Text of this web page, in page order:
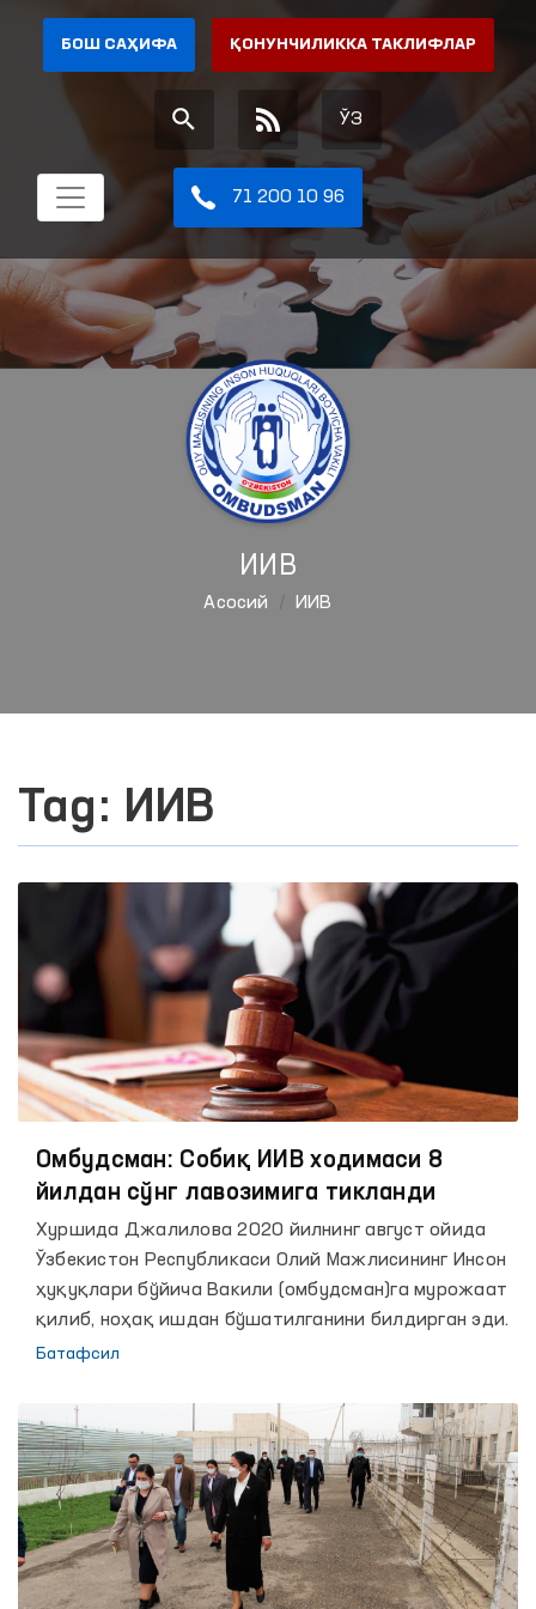
БОШ САҲИФА ҚОНУНЧИЛИККА ТАКЛИФЛАР
ЎЗ
71 200 10 96
ИИВ
Aсосий ИИВ
Tag: ИИВ
Омбудсман: Собиқ ИИВ ходимаси 8
йилдан сўнг лавозимига тикланди
Хуршида Джалилова 2020 йилнинг август ойида
Ўзбекистон Республикаси Олий Мажлисининг Инсон
ҳуқуқлари бўйича Вакили (омбудсман)га мурожаат
қилиб, ноҳақ ишдан бўшатилганини билдирган эди.
Батафсил